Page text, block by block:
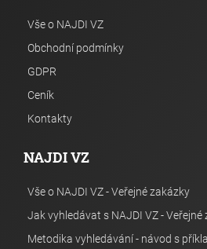
Vše o NAJDI VZ
Obchodní podmínky
GDPR
Ceník
Kontakty
NAJDI VZ
Vše o NAJDI VZ - Veřejné zakázky
Jak vyhledávat s NAJDI VZ - Veřejné
Metodika vyhledávání - návod s